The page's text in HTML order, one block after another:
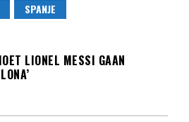
SPANJE
LIONEL MESSI GAAN